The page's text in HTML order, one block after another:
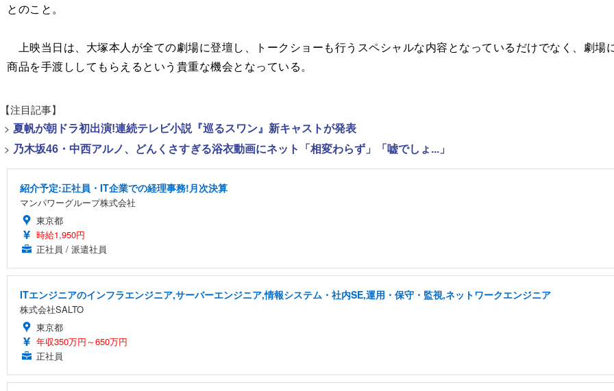
とのこと。
上映当日は、大塚本人が全ての劇場に登壇し、トークショーも行うスペシャルな内容となっているだけでなく、劇
商品を手渡ししてもらえるという貴重な機会となっている。
【注目記事】
> 夏帆が朝ドラ初出演!連続テレビ小説『巡るスワン』新キャストが発表
> 乃木坂46・中西アルノ、どんくさすぎる浴衣動画にネット「相変わらず」「嘘でしょ...」
紹介予定:正社員・IT企業での経理事務!月次決算
マンパワーグループ株式会社
東京都
時給1,950円
正社員 / 派遣社員
ITエンジニアのインフラエンジニア,サーバーエンジニア,情報システム・社内SE,運用・保守・監視,ネットワークエンジニア
株式会社SALTO
東京都
年収350万円～650万円
正社員